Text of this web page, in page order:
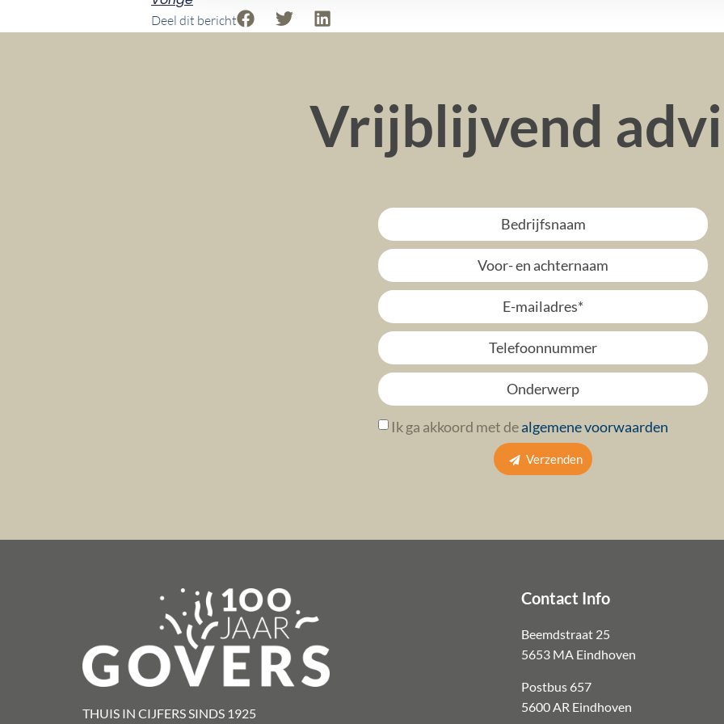
Deel dit bericht
Vrijblijvend
Ik ga akkoord met dealgemene voorwaarden
Verzenden
THUIS IN CIJFERS SINDS 1925​
Contact Info
Beemdstraat 25
5653 MA Eindhoven
Postbus 657
5600 AR Eindhoven